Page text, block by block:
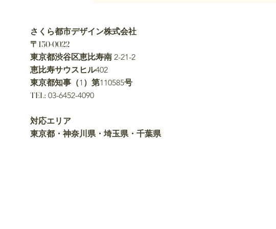
レート、金属鋲、プラスチック
あります。 土地の売却、建替
え、測量、相続不動産の整理を進
める際には、現
さくら都市デザイン株式会社
〒150-0022
東京都渋谷区恵比寿南 2-21-2
恵比寿サウスヒル402
東京都知事（1 ）第110585号
TEL: 03-6452-4090
​対応エリア
東京都・神奈川県・埼玉県・千葉県